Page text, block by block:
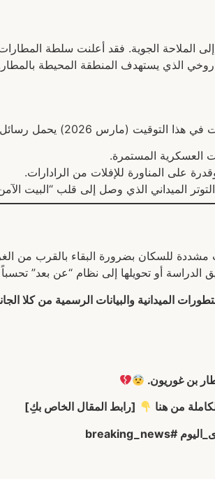
الذي يستهدف المنطقة المحيطة
يحمل رسائل سياسية وعسكرية واضحة:
العسكرية المستمرة.
على المناورة للإفلات من الرادارات.
الميداني الذي وصل إلى قلب “البيت
مشددة للسكان بضرورة البقاء بالقرب من
أو تحويلها إلى نظام “عن بعد”
الميدانية والبيانات الرسمية من كلا
بن غوريون.
من هنا
[رابط المقال الخاص بكِ]